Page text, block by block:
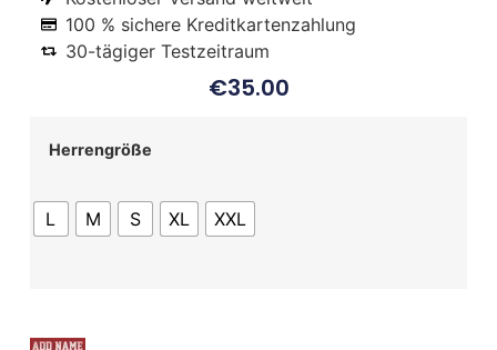
100 % sichere Kreditkartenzahlung
30-tägiger Testzeitraum
€35.00
Herrengröße
L M S XL XXL